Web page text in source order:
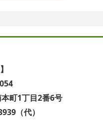
町1丁目2番6号
（代）